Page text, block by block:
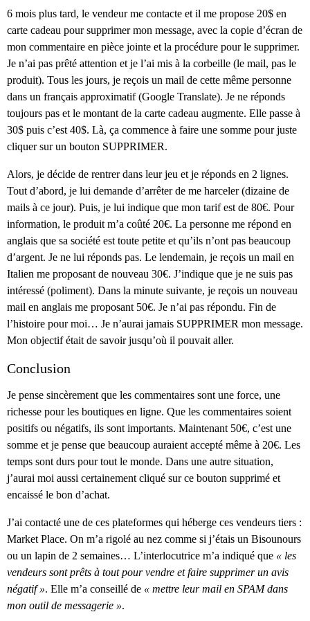
6 mois plus tard, le vendeur me contacte et il me propose 20$ en
carte cadeau pour supprimer mon message, avec la copie d’écran de
mon commentaire en pièce jointe et la procédure pour le supprimer.
Je n’ai pas prêté attention et je l’ai mis à la corbeille (le mail, pas le
produit). Tous les jours, je reçois un mail de cette même personne
dans un français approximatif (Google Translate). Je ne réponds
toujours pas et le montant de la carte cadeau augmente. Elle passe à
30$ puis c’est 40$. Là, ça commence à faire une somme pour juste
cliquer sur un bouton SUPPRIMER.
Alors, je décide de rentrer dans leur jeu et je réponds en 2 lignes.
Tout d’abord, je lui demande d’arrêter de me harceler (dizaine de
mails à ce jour). Puis, je lui indique que mon tarif est de 80€. Pour
information, le produit m’a coûté 20€. La personne me répond en
anglais que sa société est toute petite et qu’ils n’ont pas beaucoup
d’argent. Je ne lui réponds pas. Le lendemain, je reçois un mail en
Italien me proposant de nouveau 30€. J’indique que je ne suis pas
intéressé (poliment). Dans la minute suivante, je reçois un nouveau
mail en anglais me proposant 50€. Je n’ai pas répondu. Fin de
l’histoire pour moi… Je n’aurai jamais SUPPRIMER mon message.
Mon objectif était de savoir jusqu’où il pouvait aller.
Conclusion
Je pense sincèrement que les commentaires sont une force, une
richesse pour les boutiques en ligne. Que les commentaires soient
positifs ou négatifs, ils sont importants. Maintenant 50€, c’est une
somme et je pense que beaucoup auraient accepté même à 20€. Les
temps sont durs pour tout le monde. Dans une autre situation,
j’aurai moi aussi certainement cliqué sur ce bouton supprimé et
encaissé le bon d’achat.
J’ai contacté une de ces plateformes qui héberge ces vendeurs tiers :
Market Place. On m’a rigolé au nez comme si j’étais un Bisounours
ou un lapin de 2 semaines… L’interlocutrice m’a indiqué que « les
vendeurs sont prêts à tout pour vendre et faire supprimer un avis
négatif ». Elle m’a conseillé de « mettre leur mail en SPAM dans
mon outil de messagerie ».